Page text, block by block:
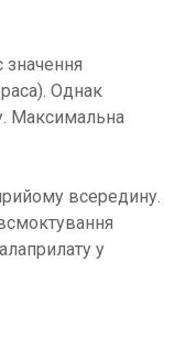
значення
Однак
Максимальна
всередину.
у